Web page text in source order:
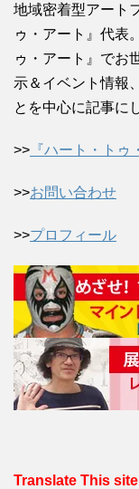
地域密着型アート
ゥ・アート』代表
ゥ・アート』でお
示＆イベント情報
とを中心に記事に
>> 『ハート・トゥ
>>お問い合わせ
>>プロフィール
Translate This site